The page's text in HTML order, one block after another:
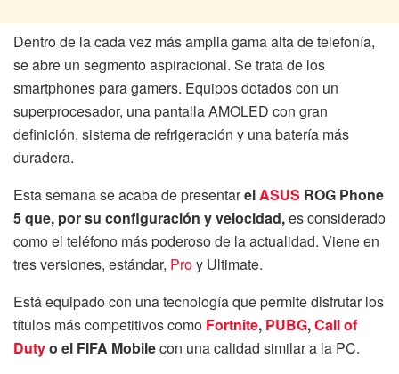
Dentro de la cada vez más amplia gama alta de telefonía,
se abre un segmento aspiracional. Se trata de los
smartphones para gamers. Equipos dotados con un
superprocesador, una pantalla AMOLED con gran
definición, sistema de refrigeración y una batería más
duradera.
Esta semana se acaba de presentarelASUS ROG Phone
5 que, por su configuración y velocidad,es considerado
como el teléfono más poderoso de la actualidad. Viene en
tres versiones, estándar, Proy Ultimate.
Está equipado con una tecnología que permite disfrutar los
títulos más competitivos como Fortnite, PUBG,Call of
Dutyo el FIFA Mobilecon una calidad similar a la PC.